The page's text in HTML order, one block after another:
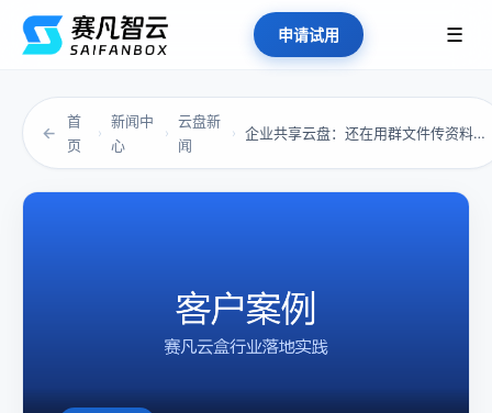
申请试用 ☰
←
首
页
›
新闻中
心
›
云盘新
闻
› 企业共享云盘：还在用群文件传资料？你已经落后...